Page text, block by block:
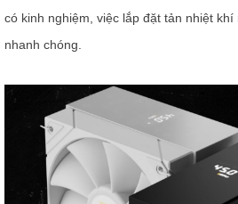
có kinh nghiệm, việc lắp đặt tản nhiệt
nhanh chóng.